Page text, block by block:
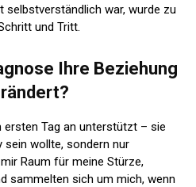
selbstverständlich war, wurde zu
und Tritt.
Ihre Beziehung
ersten Tag an unterstützt – sie
sein wollte, sondern nur
Raum für meine Stürze,
sammelten sich um mich, wenn